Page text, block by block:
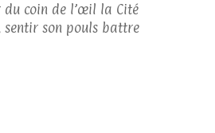
du coin de l’œil la Cité
sentir son pouls battre